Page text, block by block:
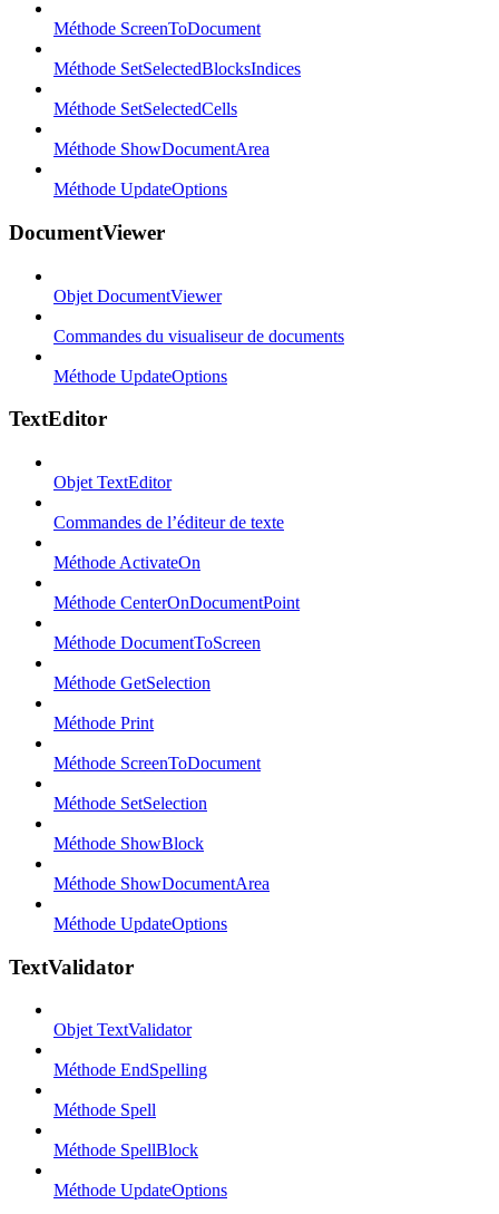
Méthode ScreenToDocument
Méthode SetSelectedBlocksIndices
Méthode SetSelectedCells
Méthode ShowDocumentArea
Méthode UpdateOptions
DocumentViewer
Objet DocumentViewer
Commandes du visualiseur de documents
Méthode UpdateOptions
TextEditor
Objet TextEditor
Commandes de l’éditeur de texte
Méthode ActivateOn
Méthode CenterOnDocumentPoint
Méthode DocumentToScreen
Méthode GetSelection
Méthode Print
Méthode ScreenToDocument
Méthode SetSelection
Méthode ShowBlock
Méthode ShowDocumentArea
Méthode UpdateOptions
TextValidator
Objet TextValidator
Méthode EndSpelling
Méthode Spell
Méthode SpellBlock
Méthode UpdateOptions